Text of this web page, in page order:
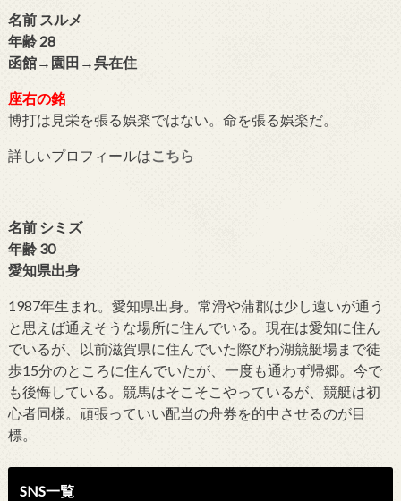
名前 スルメ
年齢 28
函館→園田→呉在住
座右の銘
博打は見栄を張る娯楽ではない。命を張る娯楽だ。
詳しいプロフィールはこちら
名前 シミズ
年齢 30
愛知県出身
1987年生まれ。愛知県出身。常滑や蒲郡は少し遠いが通う
と思えば通えそうな場所に住んでいる。現在は愛知に住ん
でいるが、以前滋賀県に住んでいた際びわ湖競艇場まで徒
歩15分のところに住んでいたが、一度も通わず帰郷。今で
も後悔している。競馬はそこそこやっているが、競艇は初
心者同様。頑張っていい配当の舟券を的中させるのが目
標。
SNS一覧